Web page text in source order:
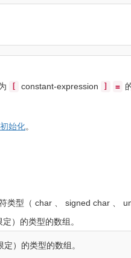
constant-expression =
始化。
类型（ char signed char
）的类型的数组。
）的类型的数组。